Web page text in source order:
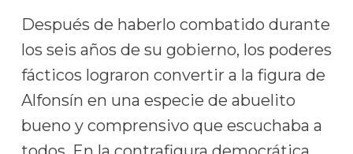
Después de haberlo combatido durante
los seis años de su gobierno, los poderes
fácticos lograron convertir a la figura de
Alfonsín en una especie de abuelito
bueno y comprensivo que escuchaba a